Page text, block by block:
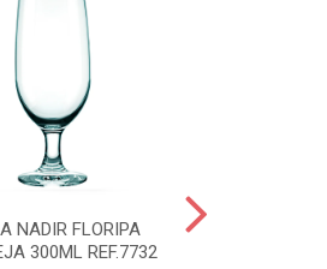
NADIR FLORIPA
300ML REF.7732